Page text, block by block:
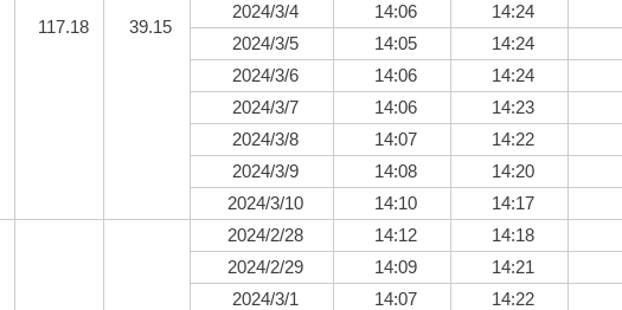
117.18 39.15
2024/3/4
14:06 14:24
2024/3/5
14:05 14:24
2024/3/6
14:06 14:24
2024/3/7
14:06 14:23
2024/3/8
14:07 14:22
2024/3/9
14:08 14:20
2024/3/10
14:10 14:17
2024/2/28 14:12 14:18
2024/2/29
14:09 14:21
2024/3/1
14:07 14:22